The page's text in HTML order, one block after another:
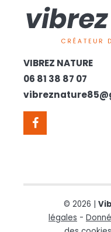
VIBREZ NATURE
06 81 38 87 07
© 2026 |
légales -